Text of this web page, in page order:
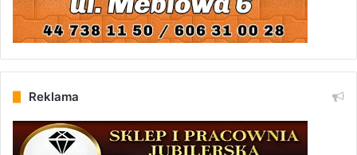
Reklama